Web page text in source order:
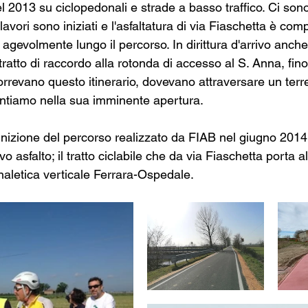
2013 su ciclopedonali e strade a basso traffico. Ci
sono iniziati e l'asfaltatura di via Fiaschetta è
lungo il percorso. In dirittura d'arrivo
di raccordo alla rotonda di accesso al S. Anna,
questo itinerario, dovevano attraversare un
nella sua imminente apertura.
del percorso realizzato da FIAB nel giugno
asfalto; il tratto ciclabile che da via Fiaschetta porta
verticale Ferrara-Ospedale.